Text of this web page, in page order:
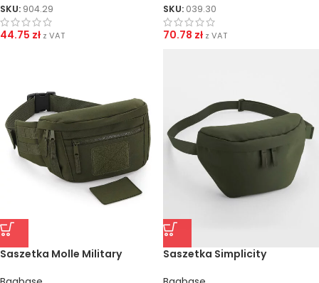
SKU: 904.29
44.75 zł z VAT
SKU: 039.30
70.78 zł z VAT
Saszetka Molle Military
Saszetka Simplicity